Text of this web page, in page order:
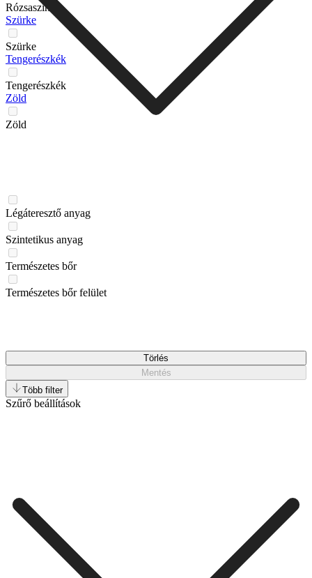
Rózsaszín
Szürke
Szürke
Tengerészkék
Tengerészkék
Zöld
Zöld
Légáteresztő anyag
Szintetikus anyag
Természetes bőr
Természetes bőr felület
Törlés
Mentés
Több filter
Szűrő beállítások